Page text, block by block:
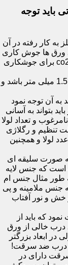
باید توجه
کار رفته در آن
ورق ها جوش کاری
مناسبی داشته باشند و بهتر است از جوش co2 برای جوشکاری
ضخامت چهارچوب:ضخامت چهارچوب باید 1.5 میلی متر باشد و
به آن توجه نمود
بتواند به آسانی
و تعداد لولا
تنظیم و رگلاژی
خارج میشود که بهترین حالت استفاده از 3 عدد لولا و همچنین
صورت سلیقه ای
است که جنس لایه
طور مثال جنس ام
جنس ملامینه و پی
و نور آفتاب
که باید از
درب خالی از ورق
ابعاد بزرگتر
یک درب ضد سرقت!
دارای در